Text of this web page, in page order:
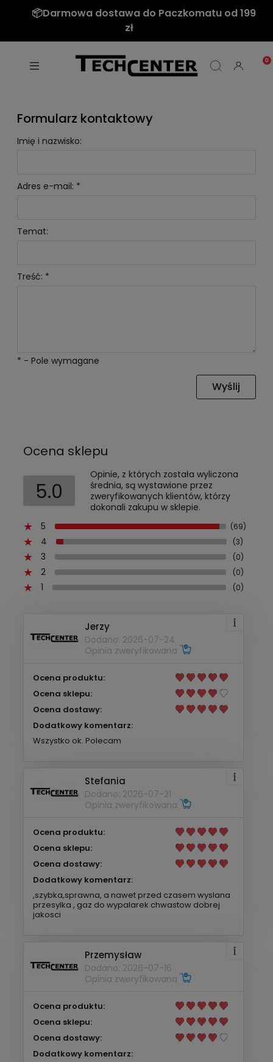
📦Darmowa dostawa do Paczkomatu od 199
zł
Formularz kontaktowy
Imię i nazwisko:
Adres e-mail: *
Temat:
Treść: *
* - Pole wymagane
Wyślij
Ocena sklepu
5.0
Opinie, z których została wyliczona
średnia, są wystawione przez
zweryfikowanych klientów, którzy
dokonali zakupu w sklepie.
5
(69)
4 (3)
3 (0)
2 (0)
1 (0)
Jerzy
Dodano: 2026-07-24
Opinia zweryfikowana
Ocena produktu:
Ocena sklepu:
Ocena dostawy:
Dodatkowy komentarz:
Wszystko ok. Polecam
Stefania
Dodano: 2026-07-21
Opinia zweryfikowana
Ocena produktu:
Ocena sklepu:
Ocena dostawy:
Dodatkowy komentarz:
,szybka,sprawna, a nawet przed czasem wyslana
przesylka , gaz do wypalarek chwastow dobrej
jakosci
Przemysław
Dodano: 2026-07-16
Opinia zweryfikowana
Ocena produktu:
Ocena sklepu:
Ocena dostawy:
Dodatkowy komentarz: